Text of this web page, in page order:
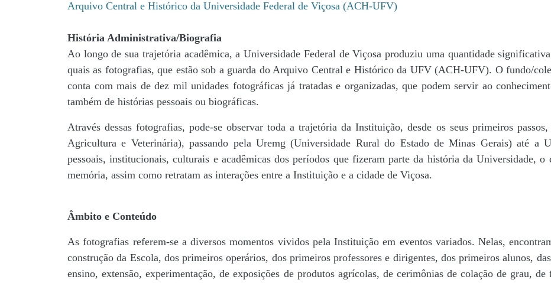
Arquivo Central e Histórico da Universidade Federal de Viçosa (ACH-UFV)
História Administrativa/Biografia
Ao longo de sua trajetória acadêmica, a Universidade Federal de Viçosa produziu uma quantidade
quais as fotografias, que estão sob a guarda do Arquivo Central e Histórico da UFV (ACH-UFV). O fundo/
conta com mais de dez mil unidades fotográficas já tratadas e organizadas, que podem servir ao
também de histórias pessoais ou biográficas.
Através dessas fotografias, pode-se observar toda a trajetória da Instituição, desde os seus primeiros
Agricultura e Veterinária), passando pela Uremg (Universidade Rural do Estado de Minas Gerais) até a
pessoais, institucionais, culturais e acadêmicas dos períodos que fizeram parte da história da Universidade, o
memória, assim como retratam as interações entre a Instituição e a cidade de Viçosa.
Âmbito e Conteúdo
As fotografias referem-se a diversos momentos vividos pela Instituição em eventos variados. Nelas,
construção da Escola, dos primeiros operários, dos primeiros professores e dirigentes, ​dos primeiros alunos,
ensino, extensão, experimentação, de exposições de produtos agrícolas, de cerimônias de colação de grau,